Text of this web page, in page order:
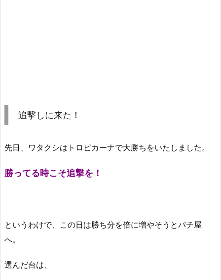
追撃しに来た！
先日、ワタクシはトロピカーナで大勝ちをいたしました。
勝ってる時こそ追撃を！
というわけで、この日は勝ち分を倍に増やそうとパチ屋
へ。
選んだ台は、